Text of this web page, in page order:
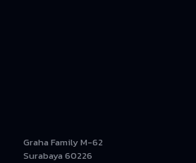
Graha Family M-62
Surabaya 60226